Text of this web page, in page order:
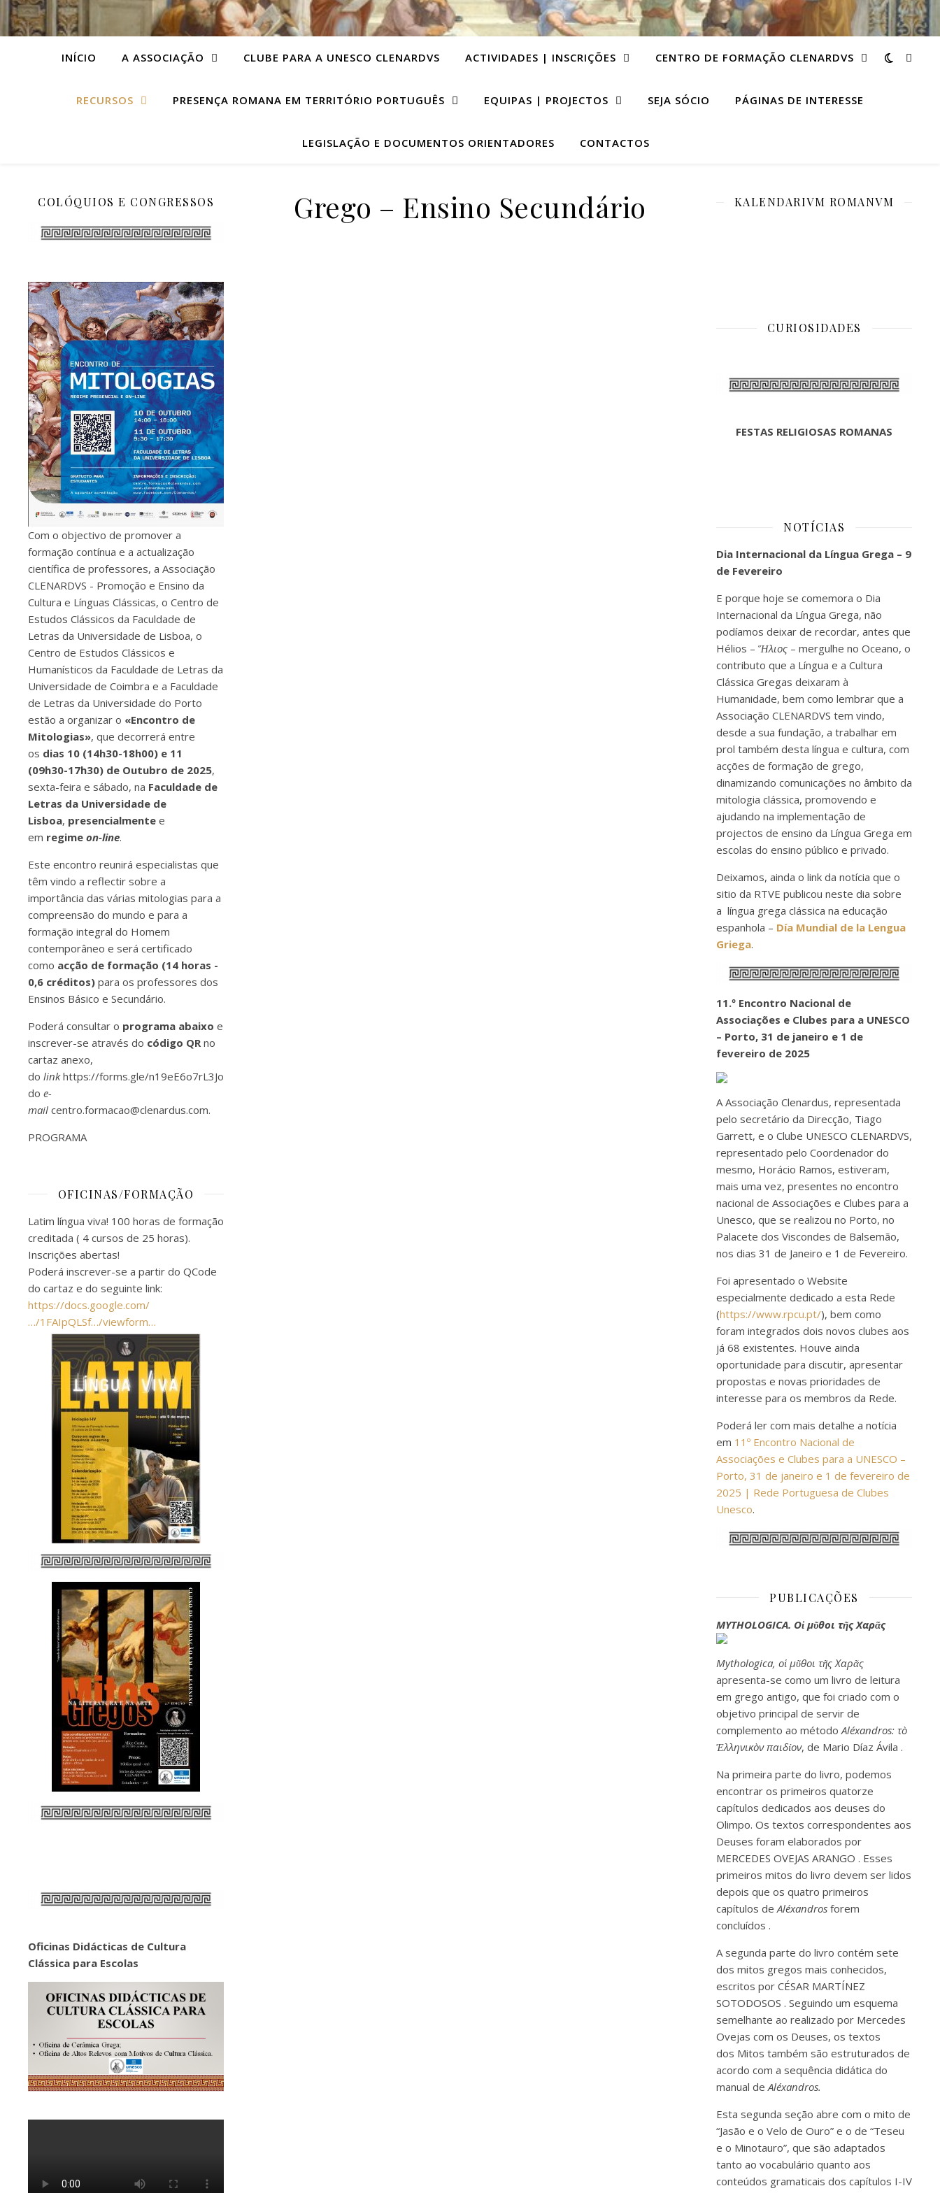
INÍCIO A ASSOCIAÇÃO CLUBE PARA A UNESCO CLENARDVS ACTIVIDADES | INSCRIÇÕES CENTRO DE FORMAÇÃO CLENARDVS
RECURSOS PRESENÇA ROMANA EM TERRITÓRIO PORTUGUÊS EQUIPAS | PROJECTOS SEJA SÓCIO PÁGINAS DE INTERESSE
LEGISLAÇÃO E DOCUMENTOS ORIENTADORES CONTACTOS
COLÓQUIOS E CONGRESSOS
Com o objectivo de promover a
formação contínua e a actualização
científica de professores, a Associação
CLENARDVS - Promoção e Ensino da
Cultura e Línguas Clássicas, o Centro de
Estudos Clássicos da Faculdade de
Letras da Universidade de Lisboa, o
Centro de Estudos Clássicos e
Humanísticos da Faculdade de Letras da
Universidade de Coimbra e a Faculdade
de Letras da Universidade do Porto
estão a organizar o «Encontro de
Mitologias», que decorrerá entre
os dias 10 (14h30-18h00) e 11
(09h30-17h30) de Outubro de 2025,
sexta-feira e sábado, na Faculdade de
Letras da Universidade de
Lisboa, presencialmente e
em regime on-line.
Este encontro reunirá especialistas que
têm vindo a reflectir sobre a
importância das várias mitologias para a
compreensão do mundo e para a
formação integral do Homem
contemporâneo e será certificado
como acção de formação (14 horas -
0,6 créditos) para os professores dos
Ensinos Básico e Secundário.
Poderá consultar o programa abaixo e
inscrever-se através do código QR no
cartaz anexo,
do linkhttps://forms.gle/n19eE6o7rL3JoQCk7
do e-
mail centro.formacao@clenardus.com.
PROGRAMA
OFICINAS/FORMAÇÃO
Latim língua viva! 100 horas de formação
creditada ( 4 cursos de 25 horas).
Inscrições abertas!
Poderá inscrever-se a partir do QCode
do cartaz e do seguinte link:
https://docs.google.com/
…/1FAIpQLSf…/viewform…
Oficinas Didácticas de Cultura
Clássica para Escolas
Grego – Ensino Secundário KALENDARIVM ROMANVM
CURIOSIDADES
FESTAS RELIGIOSAS ROMANAS
NOTÍCIAS
Dia Internacional da Língua Grega – 9
de Fevereiro
E porque hoje se comemora o Dia
Internacional da Língua Grega, não
podíamos deixar de recordar, antes que
Hélios – Ἥλιος – mergulhe no Oceano, o
contributo que a Língua e a Cultura
Clássica Gregas deixaram à
Humanidade, bem como lembrar que a
Associação CLENARDVS tem vindo,
desde a sua fundação, a trabalhar em
prol também desta língua e cultura, com
acções de formação de grego,
dinamizando comunicações no âmbito da
mitologia clássica, promovendo e
ajudando na implementação de
projectos de ensino da Língua Grega em
escolas do ensino público e privado.
Deixamos, ainda o link da notícia que o
sitio da RTVE publicou neste dia sobre
a língua grega clássica na educação
espanhola – Día Mundial de la Lengua
Griega.
11.º Encontro Nacional de
Associações e Clubes para a UNESCO
– Porto, 31 de janeiro e 1 de
fevereiro de 2025
A Associação Clenardus, representada
pelo secretário da Direcção, Tiago
Garrett, e o Clube UNESCO CLENARDVS,
representado pelo Coordenador do
mesmo, Horácio Ramos, estiveram,
mais uma vez, presentes no encontro
nacional de Associações e Clubes para a
Unesco, que se realizou no Porto, no
Palacete dos Viscondes de Balsemão,
nos dias 31 de Janeiro e 1 de Fevereiro.
Foi apresentado o Website
especialmente dedicado a esta Rede
(https://www.rpcu.pt/), bem como
foram integrados dois novos clubes aos
já 68 existentes. Houve ainda
oportunidade para discutir, apresentar
propostas e novas prioridades de
interesse para os membros da Rede.
Poderá ler com mais detalhe a notícia
em 11º Encontro Nacional de
Associações e Clubes para a UNESCO –
Porto, 31 de janeiro e 1 de fevereiro de
2025 | Rede Portuguesa de Clubes
Unesco.
PUBLICAÇÕES
MYTHOLOGICA. Οἱ μῦθοι τῆς Χαρᾶς
Mythologica, οἱ μῦθοι τῆς Χαρᾶς
apresenta-se como um livro de leitura
em grego antigo, que foi criado com o
objetivo principal de servir de
complemento ao método Aléxandros: τò
Ἑλληνικòν παιδίον, de Mario Díaz Ávila .
Na primeira parte do livro, podemos
encontrar os primeiros quatorze
capítulos dedicados aos deuses do
Olimpo. Os textos correspondentes aos
Deuses foram elaborados por
MERCEDES OVEJAS ARANGO . Esses
primeiros mitos do livro devem ser lidos
depois que os quatro primeiros
capítulos de Aléxandros forem
concluídos .
A segunda parte do livro contém sete
dos mitos gregos mais conhecidos,
escritos por CÉSAR MARTÍNEZ
SOTODOSOS . Seguindo um esquema
semelhante ao realizado por Mercedes
Ovejas com os Deuses, os textos
dos Mitos também são estruturados de
acordo com a sequência didática do
manual de Aléxandros.
Esta segunda seção abre com o mito de
“Jasão e o Velo de Ouro” e o de “Teseu
e o Minotauro”, que são adaptados
tanto ao vocabulário quanto aos
conteúdos gramaticais dos capítulos I-IV